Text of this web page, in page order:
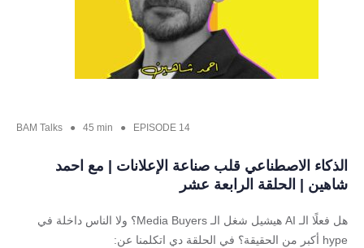
BAM Talks ● 45 min ● EPISODE 14
الذكاء الاصطناعي قلب صناعة الإعلانات | مع احمد
شاهين | الحلقة الرابعة عشر
هل فعلًا الـ AI هيشيل شغل الـ Media Buyers؟ ولا الناس داخلة في
hype أكبر من الحقيقة؟ في الحلقة دي اتكلمنا عن: